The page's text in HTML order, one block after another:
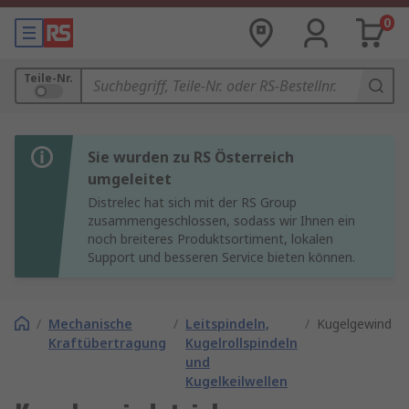
0
Teile-Nr.
Sie wurden zu RS Österreich
umgeleitet
Distrelec hat sich mit der RS Group
zusammengeschlossen, sodass wir Ihnen ein
noch breiteres Produktsortiment, lokalen
Support und besseren Service bieten können.
/ Mechanische
Kraftübertragung
/ Leitspindeln,
Kugelrollspindeln
und
Kugelkeilwellen
/